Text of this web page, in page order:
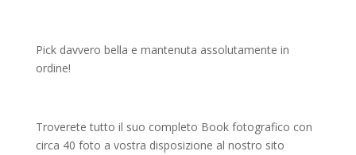
Pick davvero bella e mantenuta assolutamente in
ordine!
Troverete tutto il suo completo Book fotografico con
circa 40 foto a vostra disposizione al nostro sito